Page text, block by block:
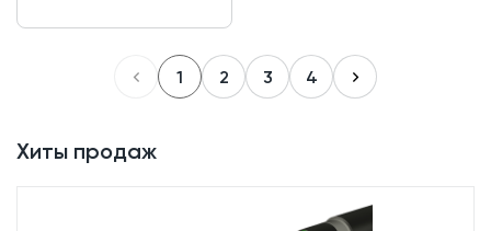
1 2 3 4
Хиты продаж